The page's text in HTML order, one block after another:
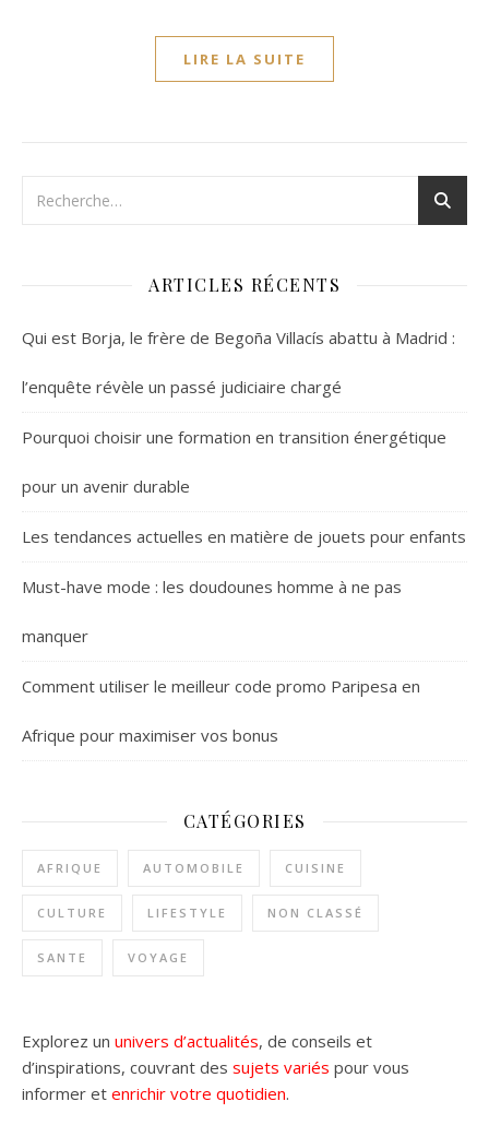
LIRE LA SUITE
ARTICLES RÉCENTS
Qui est Borja, le frère de Begoña Villacís abattu à Madrid :
l’enquête révèle un passé judiciaire chargé
Pourquoi choisir une formation en transition énergétique
pour un avenir durable
Les tendances actuelles en matière de jouets pour enfants
Must-have mode : les doudounes homme à ne pas
manquer
Comment utiliser le meilleur code promo Paripesa en
Afrique pour maximiser vos bonus
CATÉGORIES
AFRIQUE AUTOMOBILE CUISINE
CULTURE LIFESTYLE NON CLASSÉ
SANTE VOYAGE
Explorez un univers d’actualités, de conseils et
d’inspirations, couvrant des sujets variés pour vous
informer et enrichir votre quotidien.